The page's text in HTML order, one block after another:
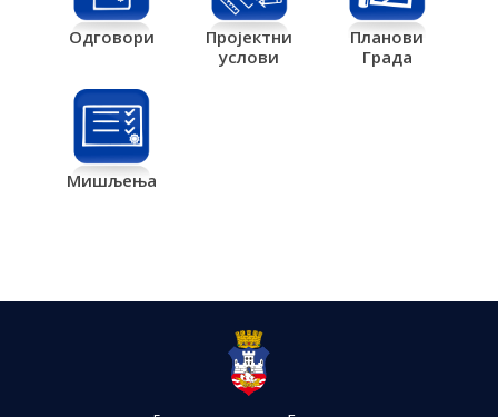
Одговори
Пројектни
услови
Планови
Града
Мишљења